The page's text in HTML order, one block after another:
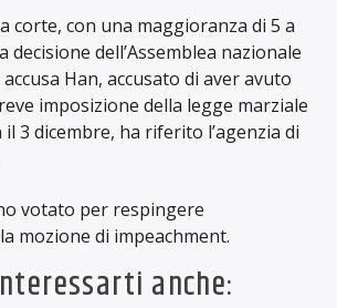
corte, con una maggioranza di 5 a
decisione dell’Assemblea nazionale
Han, accusato di aver avuto
imposizione della legge marziale
3 dicembre, ha riferito l’agenzia di
votato per respingere
mozione di impeachment.
anche: